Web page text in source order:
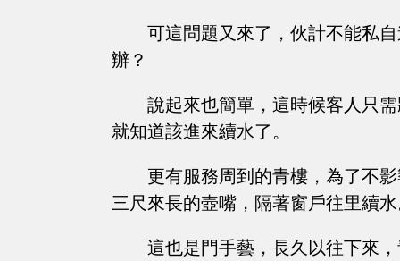
可這問題又來了，伙計不能私
辦？
說起來也簡單，這時候客人只
就知道該進來續水了。
更有服務周到的青樓，為了不
三尺來長的壺嘴，隔著窗戶往里續
這也是門手藝，長久以往下來